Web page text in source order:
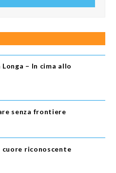
– In cima allo
senza frontiere
cuore riconoscente